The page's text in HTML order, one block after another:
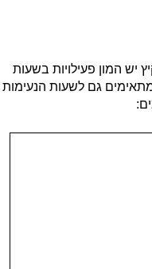
יש המון פעילויות בשעות
גם לשעות הנעימות